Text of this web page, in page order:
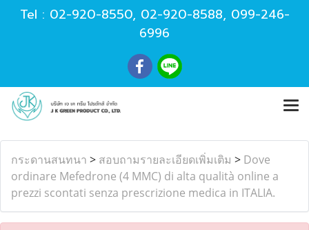
Tel : 02-920-8550, 02-920-8588, 099-246-
6996
กระดานสนทนา > สอบถามรายละเอียดเพิ่มเติม > Dove
ordinare Mefedrone (4 MMC) di alta qualità online a
prezzi scontati senza prescrizione medica in ITALIA.